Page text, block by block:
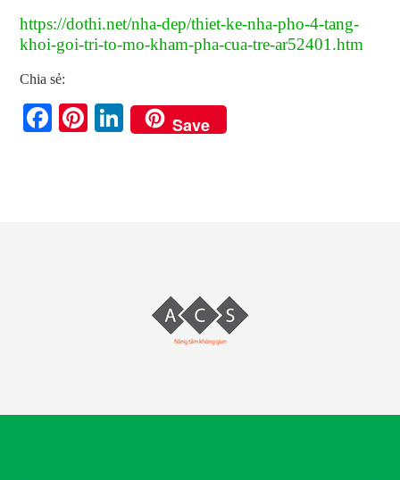
https://dothi.net/nha-dep/thiet-ke-nha-pho-4-tang-
khoi-goi-tri-to-mo-kham-pha-cua-tre-ar52401.htm
Chia sẻ:
Facebook
Pinterest
LinkedIn
Save